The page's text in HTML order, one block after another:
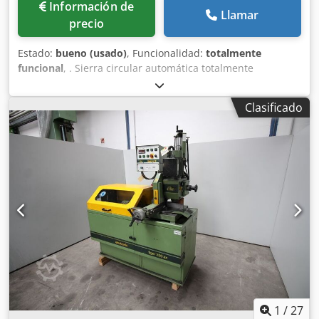
Información de
precio
Llamar
Estado: bueno (usado), Funcionalidad: totalmente
funcional, . Sierra circular automática totalmente
hidráulica, fabricada por TRENNJAEGER . Datos técnicos :
Crodpfx Aoza Hnmei Tof Motor de la sierra, de polos
conmutables 1,5 / 2,0 kW Hoja de sierra 275 mm 6
velocidades de corte 16 , 20 , 25 m/min + 32 , 40 , 50 m/min
. - Sistema hidráulico integrado - Carcasa protectora,
protegida contra interruptores de fin de carrera - 6
velocidades de sierra . .
Clasificado
1 /27